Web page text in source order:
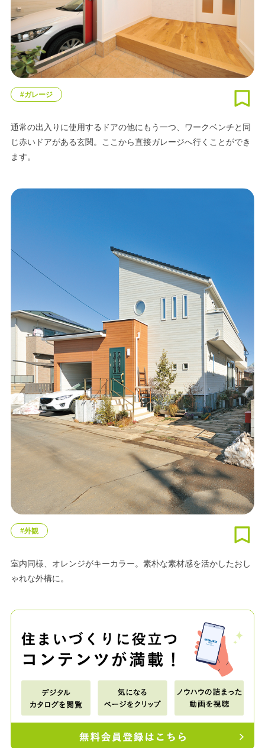
#ガレージ
通常の出入りに使用するドアの他にもう一つ、ワークベンチと同
じ赤いドアがある玄関。ここから直接ガレージへ行くことができ
ます。
#外観
室内同様、オレンジがキーカラー。素朴な素材感を活かしたおし
ゃれな外構に。